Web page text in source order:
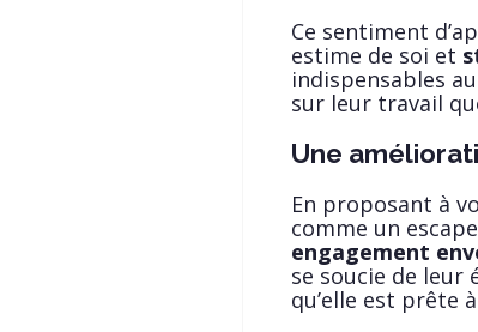
Ce sentiment
estime de soi et
indispensables
sur leur travail
Une
En proposant à
comme un
engagement
se soucie de
qu’elle est prête